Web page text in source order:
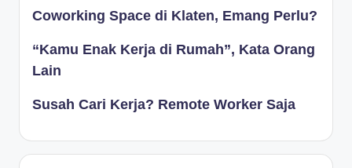
Coworking Space di Klaten, Emang Perlu?
“Kamu Enak Kerja di Rumah”, Kata Orang
Lain
Susah Cari Kerja? Remote Worker Saja